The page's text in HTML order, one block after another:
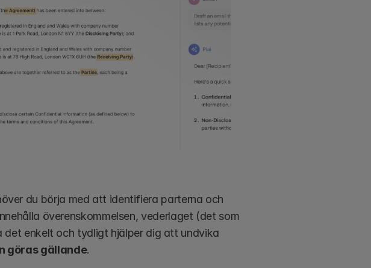
du börja med att identifiera parterna och
överenskommelsen, vederlaget (det som
enkelt och tydligt hjälper dig att undvika
göras gällande.